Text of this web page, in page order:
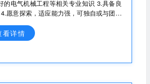
的电气机械工程等相关专业知识 3.具备良
愿意探索，适应能力强，可独自或与团队
看详情